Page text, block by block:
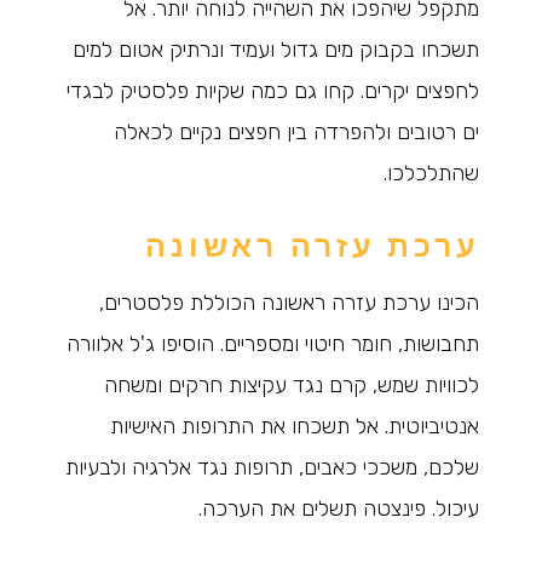
מתקפל שיהפכו את השהייה לנוחה יותר. אל
תשכחו בקבוק מים גדול ועמיד ונרתיק אטום למים
לחפצים יקרים. קחו גם כמה שקיות פלסטיק לבגדי
ים רטובים ולהפרדה בין חפצים נקיים לכאלה
שהתלכלכו.
ערכת עזרה ראשונה
הכינו ערכת עזרה ראשונה הכוללת פלסטרים,
תחבושות, חומר חיטוי ומספריים. הוסיפו ג'ל אלוורה
לכוויות שמש, קרם נגד עקיצות חרקים ומשחה
אנטיביוטית. אל תשכחו את התרופות האישיות
שלכם, משככי כאבים, תרופות נגד אלרגיה ולבעיות
עיכול. פינצטה תשלים את הערכה.